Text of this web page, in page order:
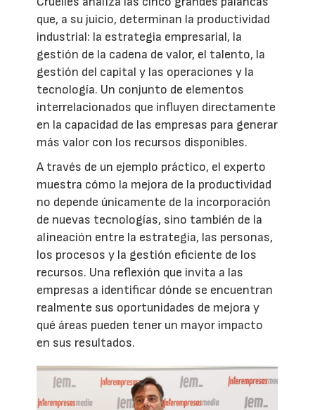
que, a su juicio, determinan la productividad
industrial: la estrategia empresarial, la
gestión de la cadena de valor, el talento, la
gestión del capital y las operaciones y la
tecnología. Un conjunto de elementos
interrelacionados que influyen directamente
en la capacidad de las empresas para generar
más valor con los recursos disponibles.
A través de un ejemplo práctico, el experto
muestra cómo la mejora de la productividad
no depende únicamente de la incorporación
de nuevas tecnologías, sino también de la
alineación entre la estrategia, las personas,
los procesos y la gestión eficiente de los
recursos. Una reflexión que invita a las
empresas a identificar dónde se encuentran
realmente sus oportunidades de mejora y
qué áreas pueden tener un mayor impacto
en sus resultados.